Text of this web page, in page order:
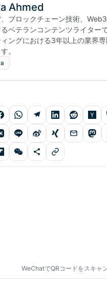
Ahmed
ブロックチェーン技術、
ベテランコンテンツライター
ィングにおける3年以上の業界
。
WeChatでQRコードをスキャ